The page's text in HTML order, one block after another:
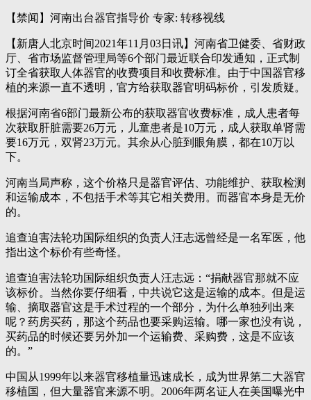
【禁闻】河南出台器官指导价 专家: 转移视线
【新唐人北京时间2021年11月03日讯】河南省卫健委、省财政
厅、省市场监督管理局等6个部门最近联合印发通知，正式制
订全省获取人体器官的收费项目和收费标准。由于中国器官移
植的来源一直不透明，官方给获取器官明码标价，引发质疑。
根据河南省6部门最新公布的获取器官收费标准，成人患者每
次获取肝脏需要26万元，儿童患者是10万元，成人获取单肾需
要16万元，双肾23万元。其余从心脏到眼角膜，都在10万以
下。
河南当局声称，这个价格只是器官评估、功能维护、获取检测
和运输成本，不包括手术等其它相关费用。而器官本身是无价
的。
追查迫害法轮功国际组织的负责人汪志远曾经是一名军医，他
指出这个标价有些奇怪。
追查迫害法轮功国际组织负责人汪志远：“捐献器官那就不应
该标价。当然你要仔细看，中共说它这是运输的成本。但是运
输、摘取器官这是手术过程的一个部分，为什么单独列出来
呢？药房买药，那这个药品也要采购运输。哪一家也没有说，
买药品的时候还要另外加一个运输费、采购费，这是不应该
的。”
中国从1999年以来器官移植量迅速成长，成为世界第二大器官
移植国，但大量器官来源不明。2006年两名证人在美国曝光中